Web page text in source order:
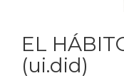
EL
(ui.did)